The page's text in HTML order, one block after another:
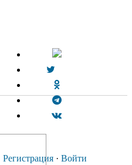
Регистрация · Войти